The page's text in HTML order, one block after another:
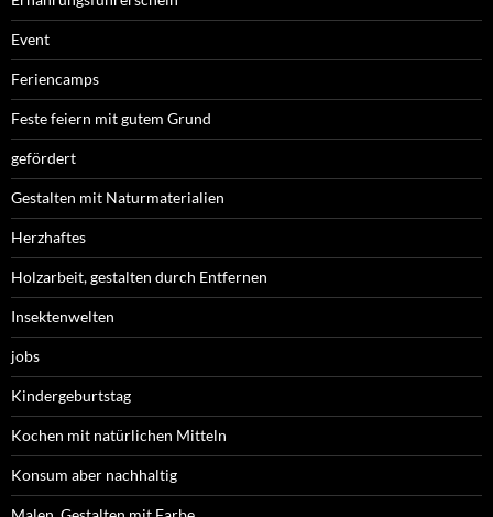
Event
Feriencamps
Feste feiern mit gutem Grund
gefördert
Gestalten mit Naturmaterialien
Herzhaftes
Holzarbeit, gestalten durch Entfernen
Insektenwelten
jobs
Kindergeburtstag
Kochen mit natürlichen Mitteln
Konsum aber nachhaltig